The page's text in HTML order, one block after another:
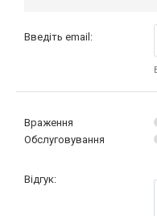
Введіть email:
Враження
Обслуговування
Відгук: